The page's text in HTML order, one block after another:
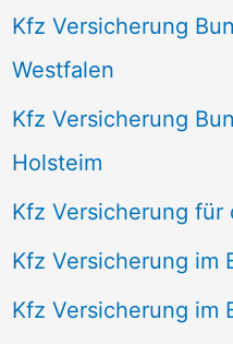
Kfz Versicherung
Westfalen
Kfz Versicherung
Holsteim
Kfz Versicherung für
Kfz Versicherung im
Kfz Versicherung im